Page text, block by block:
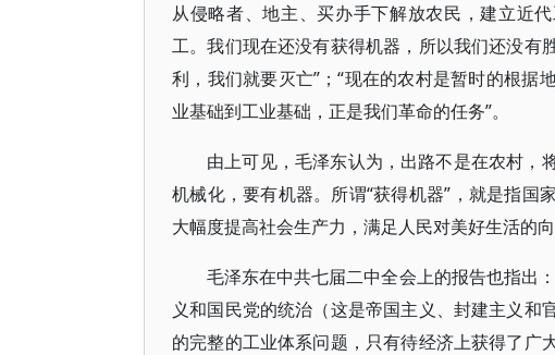
从侵略者、地主、买办手下解放农民，建立近
工。我们现在还没有获得机器，所以我们还没有
利，我们就要灭亡”；“现在的农村是暂时的根
业基础到工业基础，正是我们革命的任务”。
由上可见，毛泽东认为，出路不是在农村，
机械化，要有机器。所谓“获得机器”，就是指
大幅度提高社会生产力，满足人民对美好生活的
毛泽东在中共七届二中全会上的报告也指出
义和国民党的统治（这是帝国主义、封建主义
的完整的工业体系问题，只有待经济上获得了